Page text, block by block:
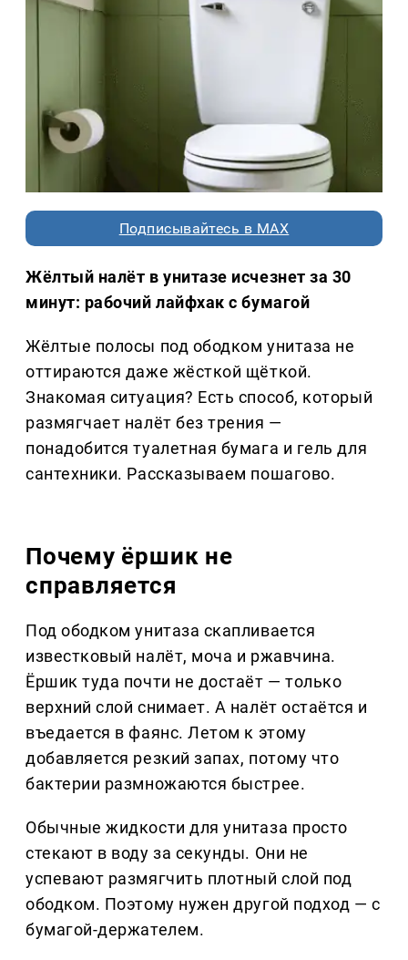
Подписывайтесь в MAX
Жёлтый налёт в унитазе исчезнет за 30
минут: рабочий лайфхак с бумагой
Жёлтые полосы под ободком унитаза не
оттираются даже жёсткой щёткой.
Знакомая ситуация? Есть способ, который
размягчает налёт без трения —
понадобится туалетная бумага и гель для
сантехники. Рассказываем пошагово.
Почему ёршик не
справляется
Под ободком унитаза скапливается
известковый налёт, моча и ржавчина.
Ёршик туда почти не достаёт — только
верхний слой снимает. А налёт остаётся и
въедается в фаянс. Летом к этому
добавляется резкий запах, потому что
бактерии размножаются быстрее.
Обычные жидкости для унитаза просто
стекают в воду за секунды. Они не
успевают размягчить плотный слой под
ободком. Поэтому нужен другой подход — с
бумагой-держателем.